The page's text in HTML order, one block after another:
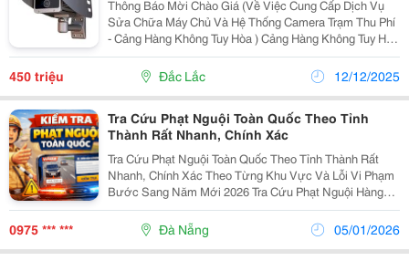
Thông Báo Mời Chào Giá (Về Việc Cung Cấp Dịch Vụ
Sửa Chữa Máy Chủ Và Hệ Thống Camera Trạm Thu Phí
- Cảng Hàng Không Tuy Hòa ) Cảng Hàng Không Tuy Hòa
- Tct Cảng Hàng Không Việt Nam-Ctcp Tổ Chức Mời
Chào Giá Rộng Rãi Cung Cấp Dịch Vụ Sửa Chữa...
450 triệu Đắc Lắc 12/12/2025
Tra Cứu Phạt Nguội Toàn Quốc Theo Tỉnh
Thành Rất Nhanh, Chính Xác
Tra Cứu Phạt Nguội Toàn Quốc Theo Tỉnh Thành Rất
Nhanh, Chính Xác Theo Từng Khu Vực Và Lỗi Vi Phạm
Bước Sang Năm Mới 2026 Tra Cứu Phạt Nguội Hàng
Ngày Đối Với Các Bác Tài Xế Là Không Thể Thiếu, Đặc
Biệt Tại Các Khu Vực Có Hệ Thống Camera Giám Sát...
0975 *** *** Đà Nẵng 05/01/2026